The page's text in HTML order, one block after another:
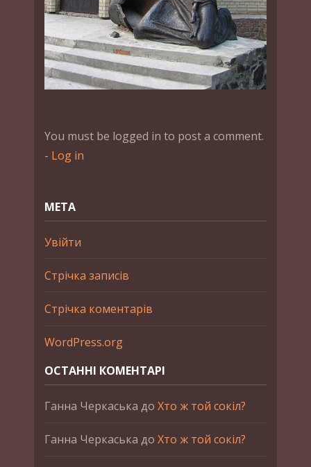
You must be logged in to post a comment.
- Log in
МЕТА
Увійти
Стрічка записів
Стрічка коментарів
WordPress.org
ОСТАННІ КОМЕНТАРІ
Ганна Черкаська до Хто ж той сокіл?
Ганна Черкаська до Хто ж той сокіл?